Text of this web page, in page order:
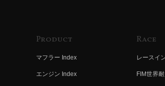
Product
マフラー Index
エンジン Index
Race
レースイ
FIM世界